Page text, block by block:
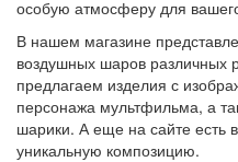
особую атмосферу для
В нашем магазине
воздушных шаров
предлагаем изделия с
персонажа мультфильма, а
шарики. А еще на сайте есть
уникальную композицию.